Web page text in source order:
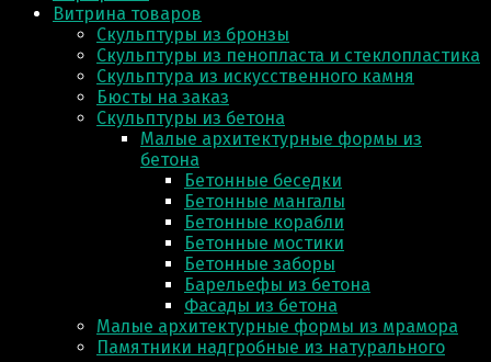
Витрина товаров
Скульптуры из бронзы
Скульптуры из пенопласта и стеклопластика
Скульптура из искусственного камня
Бюсты на заказ
Скульптуры из бетона
Малые архитектурные формы из
бетона
Бетонные беседки
Бетонные мангалы
Бетонные корабли
Бетонные мостики
Бетонные заборы
Барельефы из бетона
Фасады из бетона
Малые архитектурные формы из мрамора
Памятники надгробные из натурального